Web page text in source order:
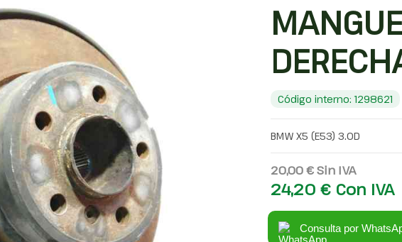
Código interno: 1298621
BMW X5 (E53) 3.0D
20,00 €Sin IVA
24,20 € Con IVA
Consulta por